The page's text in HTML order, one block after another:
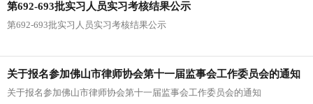
第692-693批实习人员实习考核结果公示
第692-693批实习人员实习考核结果公示
关于报名参加佛山市律师协会第十一届监事会工作委员会的通知
关于报名参加佛山市律师协会第十一届监事会工作委员会的通知